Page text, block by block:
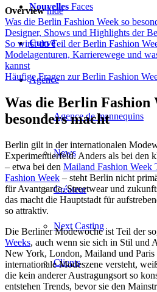
Nouvelles Faces
Curvé
Agence
Agence de mannequins
News
Créateur
Next Casting
Clients
Overview hide
Was die Berlin Fashion Week so
Designer, Shows und Highlights der
So wirst du Teil der Berlin Fashion
Modelagenturen, Karrierewege und
kannst
Häufige Fragen zur Berlin Fashion
Was die Berlin Fashion
besonders macht
Berlin gilt in der internationalen
Experimentierfeld. Anders als bei den
– etwa bei den Mailand Fashion Week
Fashion Week – steht Berlin nicht
für Avantgarde, Streetwear und
das macht die Hauptstadt für
so attraktiv.
Die Berliner Modewoche ist Teil der
Weeks, auch wenn sie sich in Stil und
New York, London, Mailand und Paris
internationale Modeszene versteht,
die kein anderer Austragungsort so
entstehen Trends, bevor sie den